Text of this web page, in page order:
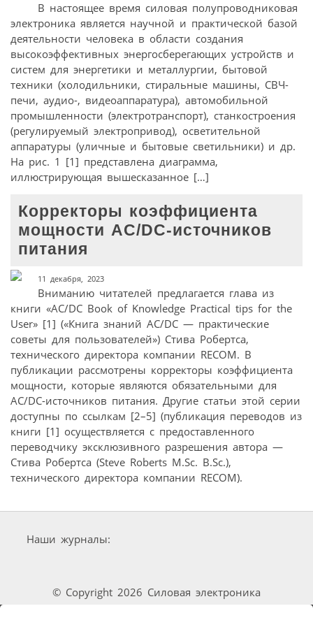
В настоящее время силовая полупроводниковая
электроника является научной и практической базой
деятельности человека в области создания
высокоэффективных энергосберегающих устройств и
систем для энергетики и металлургии, бытовой
техники (холодильники, стиральные машины, СВЧ-
печи, аудио-, видеоаппаратура), автомобильной
промышленности (электротранспорт), станкостроения
(регулируемый электропривод), осветительной
аппаратуры (уличные и бытовые светильники) и др.
На рис. 1 [1] представлена диаграмма,
иллюстрирующая вышесказанное […]
Корректоры коэффициента
мощности AC/DC-источников
питания
11 декабря, 2023
Вниманию читателей предлагается глава из
книги «AC/DC Book of Knowledge Practical tips for the
User» [1] («Книга знаний AC/DC — практические
советы для пользователей») Стива Робертса,
технического директора компании RECOM. В
публикации рассмотрены корректоры коэффициента
мощности, которые являются обязательными для
AC/DC-источников питания. Другие статьи этой серии
доступны по ссылкам [2–5] (публикация переводов из
книги [1] осуществляется с предоставленного
переводчику эксклюзивного разрешения автора —
Стива Робертса (Steve Roberts M.Sc. B.Sc.),
технического директора компании RECOM).
Наши журналы:
© Copyright 2026 Силовая электроника